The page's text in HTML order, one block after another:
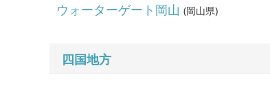
ウォーターゲート岡山 (岡山県)
四国地方